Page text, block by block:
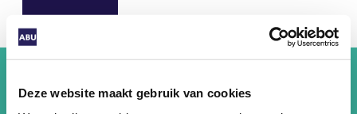
Deze website maakt gebruik van cookies